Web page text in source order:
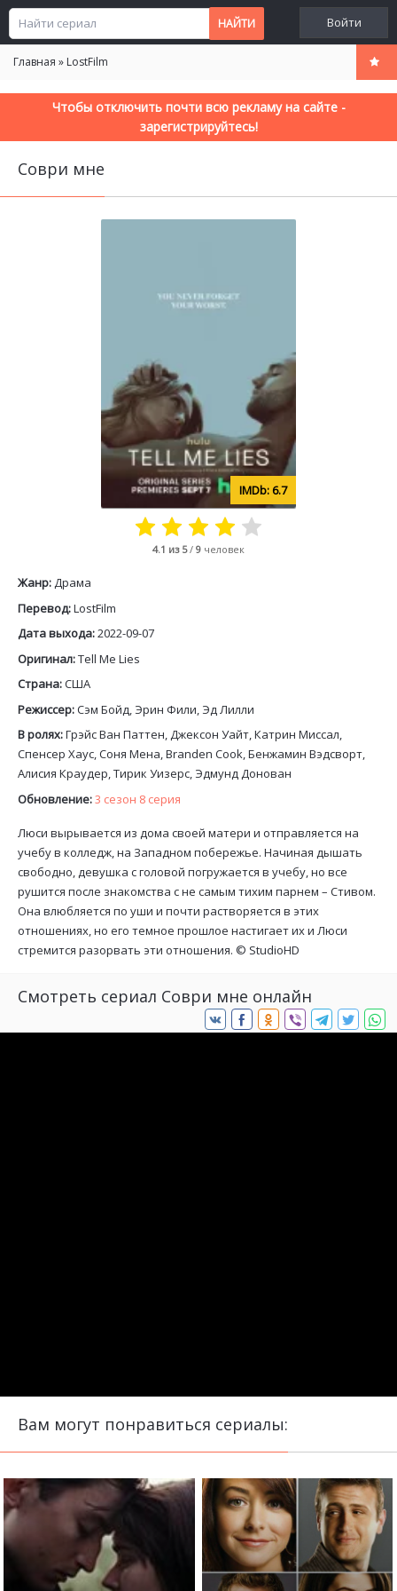
Войти
Главная » LostFilm
Чтобы отключить почти всю рекламу на сайте -
зарегистрируйтесь!
Соври мне
6.7
4.1 из 5/ 9 человек
Жанр:Драма
Перевод:LostFilm
Дата выхода:2022-09-07
Оригинал:Tell Me Lies
Страна:США
Режиссер:Сэм Бойд, Эрин Фили, Эд Лилли
В ролях:Грэйс Ван Паттен, Джексон Уайт, Катрин Миссал,
Спенсер Хаус, Соня Мена, Branden Cook, Бенжамин Вэдсворт,
Алисия Краудер, Тирик Уизерс, Эдмунд Донован
Обновление:3 сезон 8 серия
Люси вырывается из дома своей матери и отправляется на
учебу в колледж, на Западном побережье. Начиная дышать
свободно, девушка с головой погружается в учебу, но все
рушится после знакомства с не самым тихим парнем – Стивом.
Она влюбляется по уши и почти растворяется в этих
отношениях, но его темное прошлое настигает их и Люси
стремится разорвать эти отношения. © StudioHD
Смотреть сериал Соври мне онлайн
Вам могут понравиться сериалы: